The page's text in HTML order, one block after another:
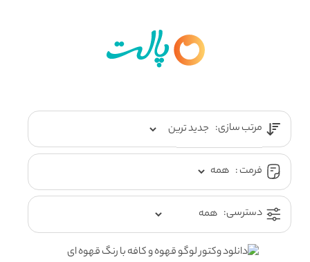
مرتب سازی:
فرمت :
دسترسی: